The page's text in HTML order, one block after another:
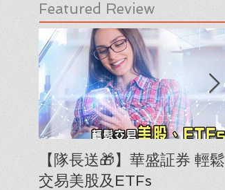
Featured Review
【隊長送🎁】華盛証券 輕鬆
交易美股及ETFs